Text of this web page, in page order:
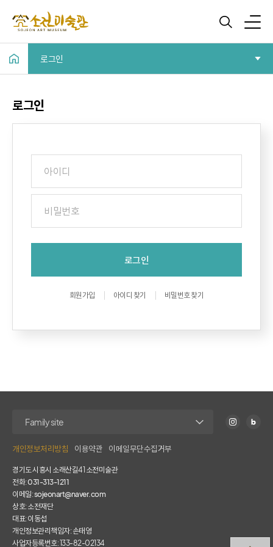
로그인
로그인
로그인
회원가입 아이디 찾기 비밀번호 찾기
경기도 시흥시 소래산길41 소전미술관
전화:031-313-1211
이메일:sojeonart@naver.com
상호: 소전재단
대표: 이동섭
개인정보관리책임자: 손태영
사업자등록번호: 133-82-02134
개인정보처리방침 이용약관 이메일무단수집거부